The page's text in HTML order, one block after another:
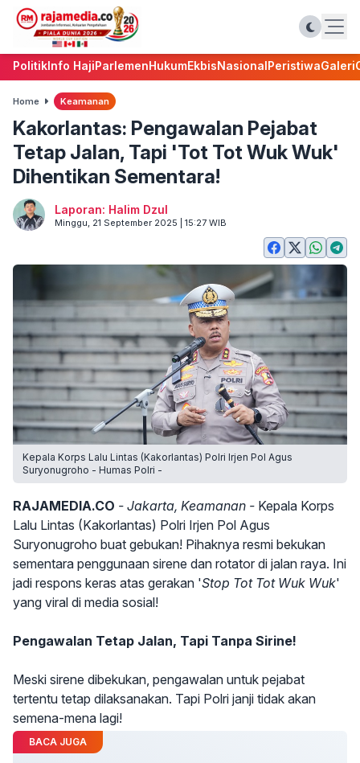
PolitikInfo HajiParlemenHukumEkbisNasionalPeristiwaGaleri
Home Keamanan
Kakorlantas: Pengawalan Pejabat
Tetap Jalan, Tapi 'Tot Tot Wuk Wuk'
Dihentikan Sementara!
Laporan: Halim Dzul
Minggu, 21 September 2025 | 15:27 WIB
Kepala Korps Lalu Lintas (Kakorlantas) Polri Irjen Pol Agus
Suryonugroho - Humas Polri -
RAJAMEDIA.CO - Jakarta, Keamanan - Kepala Korps
Lalu Lintas (Kakorlantas) Polri Irjen Pol Agus
Suryonugroho buat gebukan! Pihaknya resmi bekukan
sementara penggunaan sirene dan rotator di jalan raya. Ini
jadi respons keras atas gerakan 'Stop Tot Tot Wuk Wuk'
yang viral di media sosial!
Pengawalan Tetap Jalan, Tapi Tanpa Sirine!
Meski sirene dibekukan, pengawalan untuk pejabat
tertentu tetap dilaksanakan. Tapi Polri janji tidak akan
semena-mena lagi!
BACA JUGA